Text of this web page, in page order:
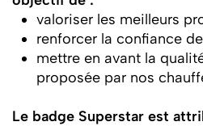
valoriser les meilleurs
renforcer la confiance
mettre en avant la
proposée par nos
Le badge Superstar est